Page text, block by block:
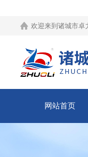
欢迎来到 诸城市卓
网站首页